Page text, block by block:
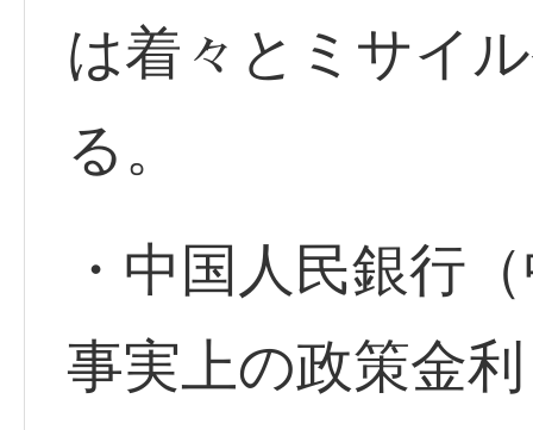
は着々とミサイ
る。
・中国人民銀行
事実上の政策金